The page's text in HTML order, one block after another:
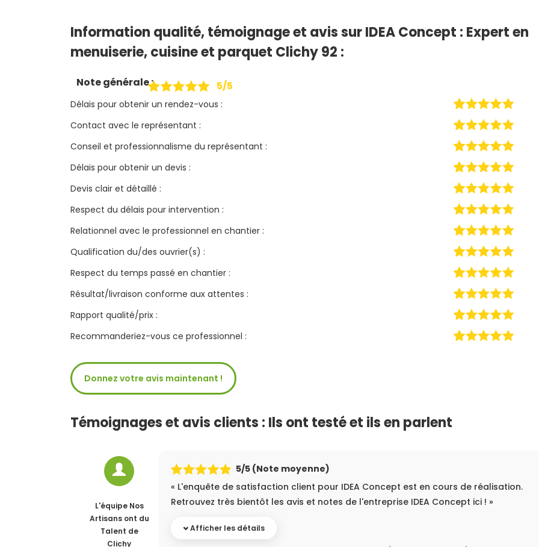
Information qualité, témoignage et avis sur IDEA Concept : Expert en
menuiserie, cuisine et parquet Clichy 92 :
Note générale : 5/5
Délais pour obtenir un rendez-vous :
Contact avec le représentant :
Conseil et professionnalisme du représentant :
Délais pour obtenir un devis :
Devis clair et détaillé :
Respect du délais pour intervention :
Relationnel avec le professionnel en chantier :
Qualification du/des ouvrier(s) :
Respect du temps passé en chantier :
Résultat/livraison conforme aux attentes :
Rapport qualité/prix :
Recommanderiez-vous ce professionnel :
Donnez votre avis maintenant !
Témoignages et avis clients : Ils ont testé et ils en parlent
L'équipe Nos
Artisans ont du
Talent de
Clichy
5/5 (Note moyenne)
« L'enquête de satisfaction client pour IDEA Concept est en cours de réalisation.
Retrouvez très bientôt les avis et notes de l'entreprise IDEA Concept ici ! »
Afficher les détails